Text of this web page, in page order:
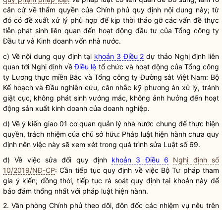
căn cứ về thẩm quyềncủa Chính phủ quy định nội dung này; từ
đó có đề xuất xử lý phù hợp để kịp thời tháo gỡ các vấn đề thực
tiễn phát sinh liên quan đến hoạt động đầu tư của Tổng công ty
Đầu tư và Kinh doanh vốn nhà nước.
c) Về nội dung quy định tại khoản 3 Điều 2 dự thảo Nghị định liên
quan tới Nghị định vềĐiều lệ tổ chức và hoạt động của Tổng công
ty Lương thực miền Bắc và Tổng công ty Đường sắt Việt Nam: Bộ
Kế hoạch và Đầu nghiên cứu, cân nhắc kỹ phương án xử lý, tránh
giật cục, không phát sinh vướng mắc, không ảnh hưởng đến hoạt
động sản xuất kinh doanh của doanh nghiệp.
d) Về ý kiến giao 01 cơ quan quản lý nhà nước chung để thực hiện
quyền, trách nhiệm của chủ sở hữu: Pháp luật hiện hành chưa quy
định nên việc này sẽ xem xét trong quá trình sửa Luật số 69.
đ) Về việc sửa đổi quy định khoản 3 Điều 6
Nghị định số
10/2019/NĐ-CP: Cần tiếp tục quy định về việc Bộ Tư pháp tham
gia ý kiến; đồng thời, tiếp tục rà soát quy định tại khoản này để
bảo đảm thống nhất với pháp luật hiện hành.
2. Văn phòng Chính phủ theo dõi, đôn đốc các nhiệm vụ nêu trên